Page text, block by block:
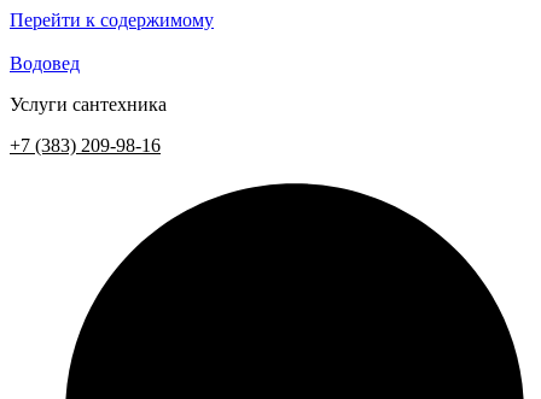
Перейти к содержимому
Водовед
Услуги сантехника
+7 (383) 209-98-16